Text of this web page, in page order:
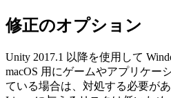
XR ゲームを複数プラットフォー
マルチプレイヤーゲーム
マルチプレイヤーゲーム制作を
修正のオプション
Unity 2017.1 以降を使用して
macOS 用にゲームやアプリケー
ている場合は、対処する必要が